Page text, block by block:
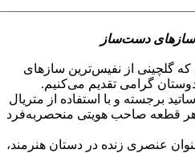
سازهای دست‌ساز
که گلچینی از نفیس‌ترین سازهای
گرامی تقدیم می‌کنیم.
برجسته و با استفاده از متریال
قطعه صاحب هویتی منحصر‌به‌فرد
عنصری زنده در دستان هنرمند،